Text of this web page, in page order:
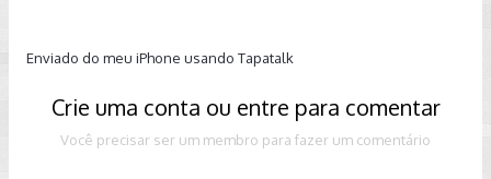
Enviado do meu iPhone usando Tapatalk
Crie uma conta ou entre para comentar
Você precisar ser um membro para fazer um comentário